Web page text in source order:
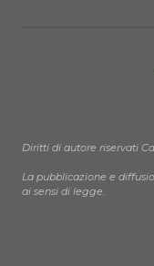
Diritti di autore riservati
La pubblicazione e
ai sensi di legge.